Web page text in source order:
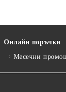
Онлайн поръчки
Месечни